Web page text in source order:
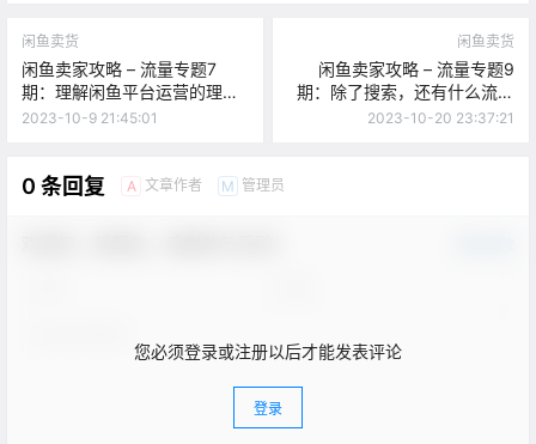
闲鱼卖货
闲鱼卖家攻略 – 流量专题7
期：理解闲鱼平台运营的理
念、规则和指导方向
2023-10-9 21:45:01
闲鱼卖货
闲鱼卖家攻略 – 流量专题9
期：除了搜索，还有什么流量
来源？
2023-10-20 23:37:21
0 条回复 A 文章作者 M 管理员
您必须登录或注册以后才能发表评论
登录